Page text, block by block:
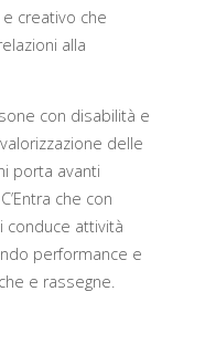
creativo che
alla
con disabilità e
delle
porta avanti
C’Entra che con
attività
performance e
e rassegne.